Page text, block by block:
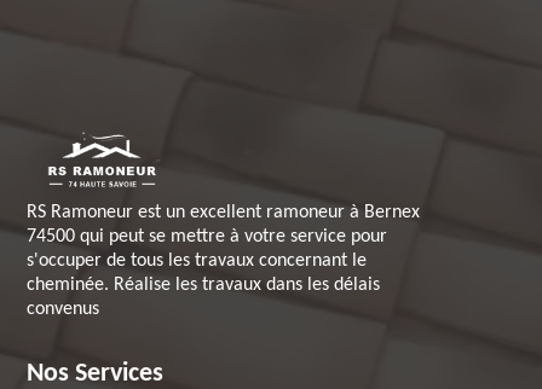
RS Ramoneur est un excellent ramoneur à Bernex
74500 qui peut se mettre à votre service pour
s'occuper de tous les travaux concernant le
cheminée. Réalise les travaux dans les délais
convenus
Nos Services